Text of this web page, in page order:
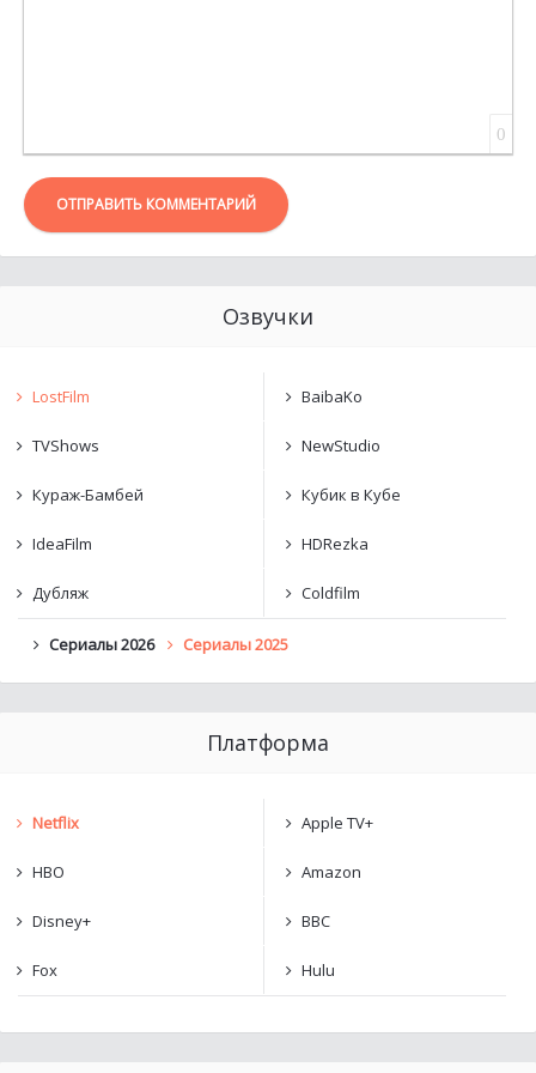
0
ОТПРАВИТЬ КОММЕНТАРИЙ
Озвучки
LostFilm BaibaKo
TVShows NewStudio
Кураж-Бамбей Кубик в Кубе
IdeaFilm HDRezka
Дубляж Coldfilm
Сериалы 2026 Сериалы 2025
Платформа
Netflix Apple TV+
HBO Amazon
Disney+ BBC
Fox Hulu